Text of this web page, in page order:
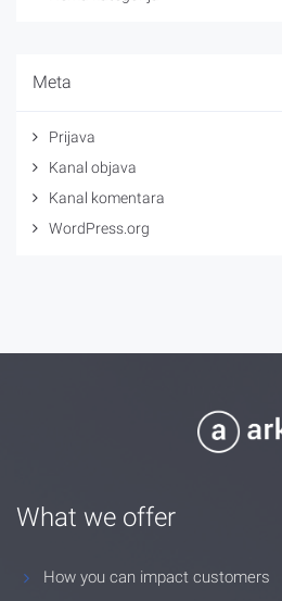
Meta
Prijava
Kanal objava
Kanal komentara
WordPress.org
What we offer
How you can impact customers